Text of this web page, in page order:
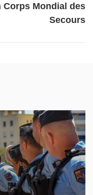
Mondial des
Secours